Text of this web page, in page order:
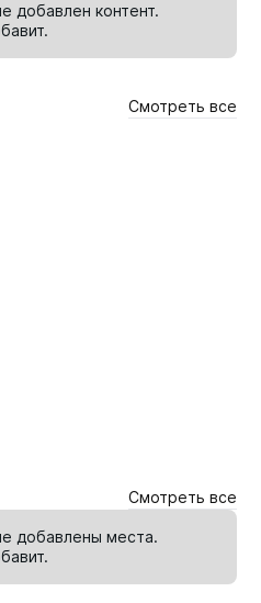
добавлен контент.
.
Смотреть все
Смотреть все
добавлены места.
.